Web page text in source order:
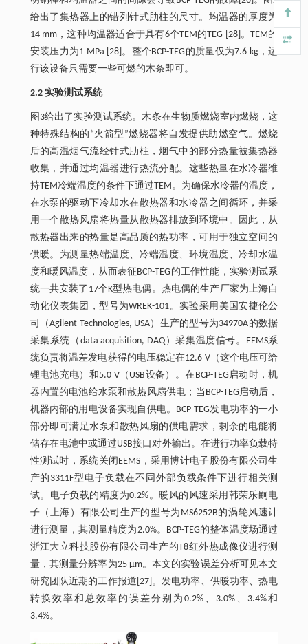
给出了集热器上的错列针式肋柱的尺寸。均温器的厚度为
14 mm，这种均温器适合于具有6个TEM的TEG [28]。TEM的
安装压力为1 MPa [28]。整个BCP-TEG的质量仅为7.6 kg，运
行该设备只需要一些可燃的木条即可。
2.2 实验测试系统
图3给出了实验测试系统。木条在生物质燃烧室内燃烧，这
种特殊结构的“火箭型”燃烧器将自发提供助燃空气。燃烧
后的高温烟气流经针式肋柱，烟气中的部分热量被集热器
收集，并通过均温器进行热流分配。这些热量在水冷器维
持TEM冷端温度的条件下通过TEM。为确保水冷器的温度，
在水泵的驱动下冷却水在散热器和水冷器之间循环，并采
用一个散热风扇将热量从散热器排放到环境中。因此，从
散热器出来的热量是高品质的热功率，可用于独立空间的
供暖。为测量热端温度、冷端温度、环境温度、冷却水温
度和暖风温度，从而表征BCP-TEG的工作性能，实验测试系
统一共安装了17个K型热电偶。热电偶的生产厂家为上海自
动化仪表集团，型号为WREK-101。实验采用美国安捷伦公
司（Agilent Technologies, USA）生产的型号为34970A的数据
采集系统（data acquisition, DAQ）采集温度信号。EEMS系
统负责将温差发电获得的电压稳定在12.6 V（这个电压可给
锂电池充电）和5.0 V（USB设备）。在BCP-TEG启动时，机
器内置的电池给水泵和散热风扇供电；当BCP-TEG启动后，
机器内部的用电设备实现自供电。BCP-TEG发电功率的一小
部分即可满足水泵和散热风扇的供电需求，剩余的电能将
储存在电池中或通过USB接口对外输出。在进行功率负载特
性测试时，系统关闭EEMS，采用博计电子股份有限公司生
产的3311F型电子负载在不同外部负载条件下进行相关测
试。电子负载的精度为0.2%。暖风的风速采用韩荣乐嗣电
子（上海）有限公司生产的型号为MS6252B的涡轮风速计
进行测量，其测量精度为2.0%。BCP-TEG的整体温度场通过
浙江大立科技股份有限公司生产的T8红外热成像仪进行测
量，其测量分辨率为25 μm。本文的实验误差分析可见本文
研究团队近期的工作报道[27]。发电功率、供暖功率、热电
转换效率和总效率的误差分别为0.2%、3.0%、3.4%和
3.4%。